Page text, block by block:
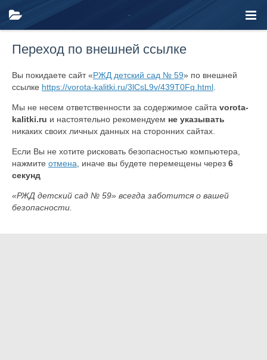
Переход по внешней ссылке
Вы покидаете сайт «РЖД детский сад № 59» по внешней
ссылке https://vorota-kalitki.ru/3lCsL9v/439T0Fq.html
Мы не несем ответственности за содержимое сайта vorota-
kalitki.ru и настоятельно рекомендуем не указывать
никаких своих личных данных на сторонних сайтах.
Если Вы не хотите рисковать безопасностью компьютера,
нажмите отмена , иначе вы будете перемещены через 6
секунд
«РЖД детский сад № 59» всегда заботится о вашей
безопасности.